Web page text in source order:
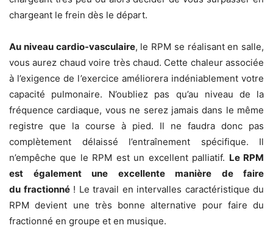
chargeant le frein dès le départ.
Au niveau cardio-vasculaire, le RPM se réalisant en salle,
vous aurez chaud voire très chaud. Cette chaleur associée
à l’exigence de l’exercice améliorera indéniablement votre
capacité pulmonaire. N’oubliez pas qu’au niveau de la
fréquence cardiaque, vous ne serez jamais dans le même
registre que la course à pied. Il ne faudra donc pas
complètement délaissé l’entraînement spécifique. Il
n’empêche que le RPM est un excellent palliatif. Le RPM
est également une excellente manière de faire
du fractionné! Le travail en intervalles caractéristique du
RPM devient une très bonne alternative pour faire du
fractionné en groupe et en musique.